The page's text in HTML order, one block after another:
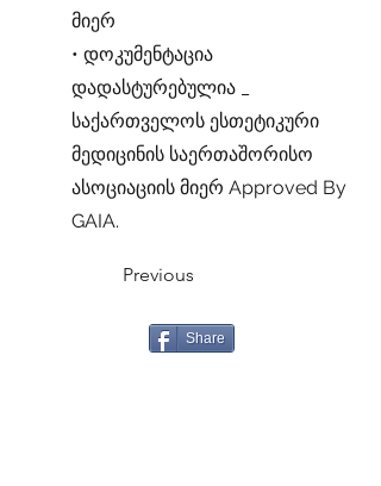
მიერ
• დოკუმენტაცია
დადასტურებულია _
საქართველოს ესთეტიკური
მედიცინის საერთაშორისო
ასოციაციის მიერ Approved By
GAIA.
Previous
Share